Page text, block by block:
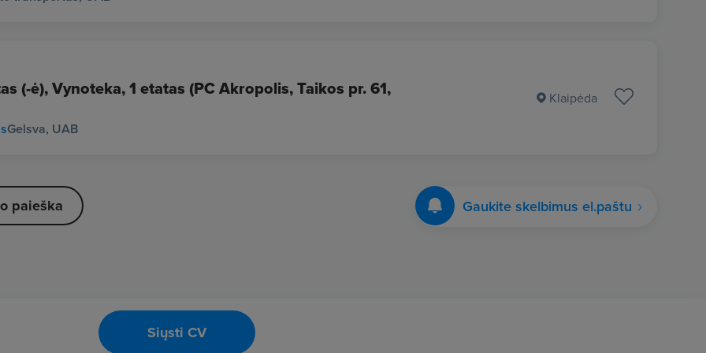
(-ė), Vynoteka, 1 etatas (PC Akropolis, Taikos pr. 61,
Gelsva, UAB
Klaipėda
paieška Gaukite skelbimus el.paštu
Siųsti CV